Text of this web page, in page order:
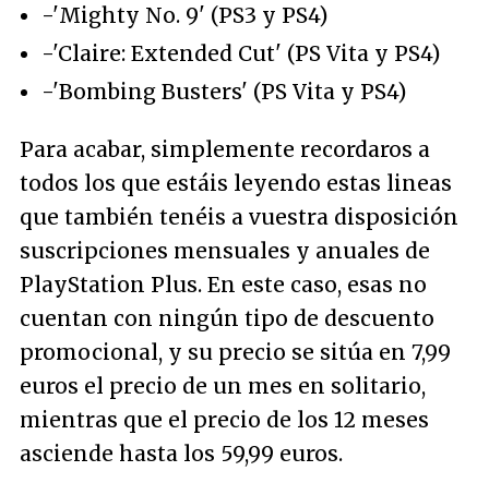
-'Mighty No. 9' (PS3 y PS4)
-'Claire: Extended Cut' (PS Vita y PS4)
-'Bombing Busters' (PS Vita y PS4)
Para acabar, simplemente recordaros a
todos los que estáis leyendo estas lineas
que también tenéis a vuestra disposición
suscripciones mensuales y anuales de
PlayStation Plus. En este caso, esas no
cuentan con ningún tipo de descuento
promocional, y su precio se sitúa en 7,99
euros el precio de un mes en solitario,
mientras que el precio de los 12 meses
asciende hasta los 59,99 euros.